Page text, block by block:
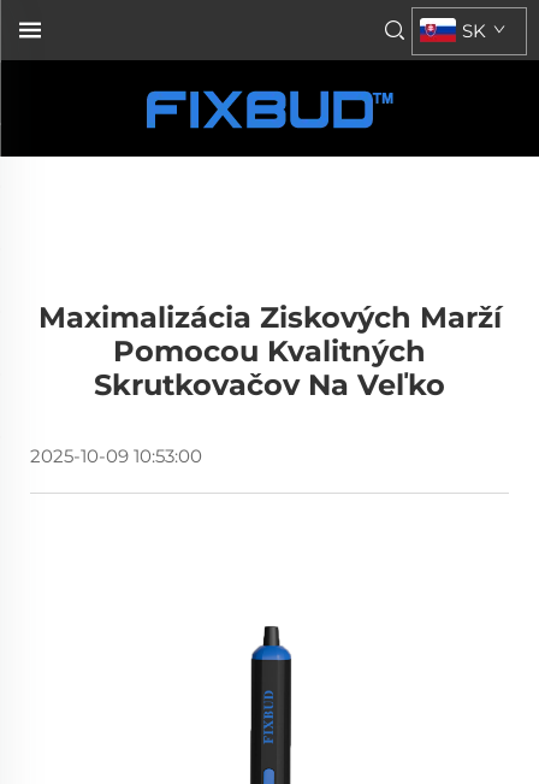
SK
Maximalizácia Ziskových Marží
Pomocou Kvalitných
Skrutkovačov Na Veľko
2025-10-09 10:53:00